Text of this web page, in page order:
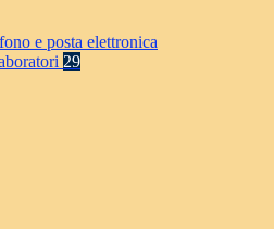
e posta elettronica
29